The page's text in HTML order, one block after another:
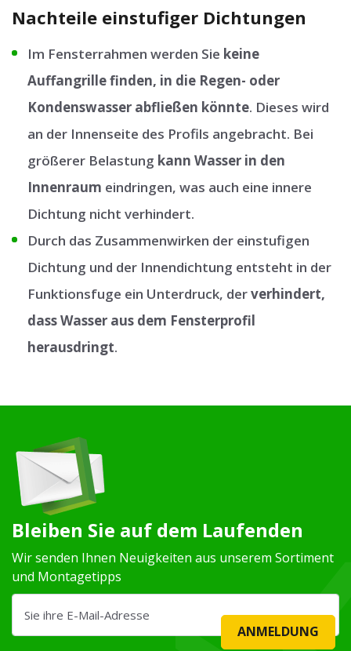
Nachteile einstufiger Dichtungen
Im Fensterrahmen werden Sie keine
Auffangrille finden, in die Regen- oder
Kondenswasser abfließen könnte. Dieses wird
an der Innenseite des Profils angebracht. Bei
größerer Belastung kann Wasser in den
Innenraum eindringen, was auch eine innere
Dichtung nicht verhindert.
Durch das Zusammenwirken der einstufigen
Dichtung und der Innendichtung entsteht in der
Funktionsfuge ein Unterdruck, derverhindert,
dass Wasser aus dem Fensterprofil
herausdringt.
Bleiben Sie auf dem Laufenden
Wir senden Ihnen Neuigkeiten aus unserem Sortiment
und Montagetipps
ANMELDUNG